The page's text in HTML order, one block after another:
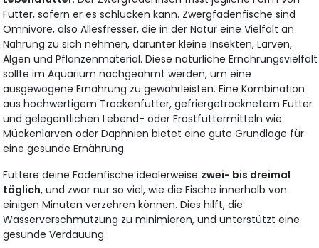
Futter, sofern er es schlucken kann. Zwergfadenfische sind
Omnivore, also Allesfresser, die in der Natur eine Vielfalt an
Nahrung zu sich nehmen, darunter kleine Insekten, Larven,
Algen und Pflanzenmaterial. Diese natürliche Ernährungsvielfalt
sollte im Aquarium nachgeahmt werden, um eine
ausgewogene Ernährung zu gewährleisten. Eine Kombination
aus hochwertigem Trockenfutter, gefriergetrocknetem Futter
und gelegentlichen Lebend- oder Frostfuttermitteln wie
Mückenlarven oder Daphnien bietet eine gute Grundlage für
eine gesunde Ernährung.
Füttere deine Fadenfische idealerweise zwei- bis dreimal
täglich, und zwar nur so viel, wie die Fische innerhalb von
einigen Minuten verzehren können. Dies hilft, die
Wasserverschmutzung zu minimieren, und unterstützt eine
gesunde Verdauung.